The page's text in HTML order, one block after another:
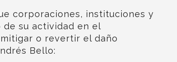
corporaciones, instituciones y
su actividad en el
o revertir el daño
Bello: